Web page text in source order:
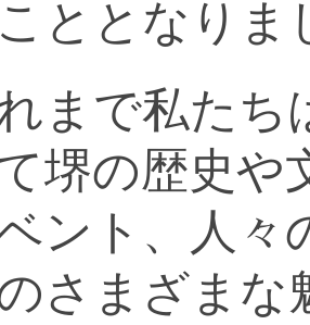
ととなりま
まで私たち
堺の歴史や
ント、人々
さまざまな